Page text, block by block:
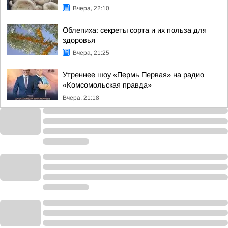
Вчера, 22:10
Облепиха: секреты сорта и их польза для
здоровья
Вчера, 21:25
Утреннее шоу «Пермь Первая» на радио
«Комсомольская правда»
Вчера, 21:18